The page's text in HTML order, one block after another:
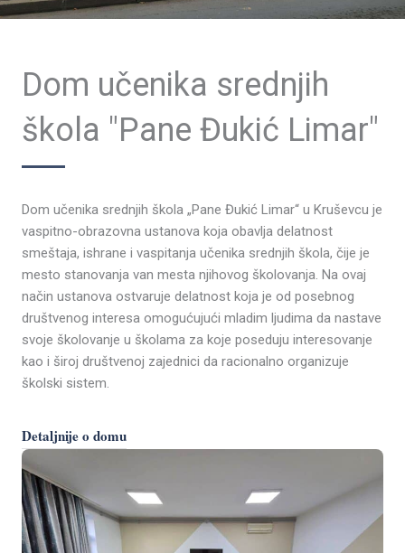
Dom učenika srednjih
škola "Pane Đukić Limar"
Dom učenika srednjih škola „Pane Đukić Limar“ u Kruševcu je
vaspitno-obrazovna ustanova koja obavlja delatnost
smeštaja, ishrane i vaspitanja učenika srednjih škola, čije je
mesto stanovanja van mesta njihovog školovanja. Na ovaj
način ustanova ostvaruje delatnost koja je od posebnog
društvenog interesa omogućujući mladim ljudima da nastave
svoje školovanje u školama za koje poseduju interesovanje
kao i široj društvenoj zajednici da racionalno organizuje
školski sistem.
Detaljnije o domu